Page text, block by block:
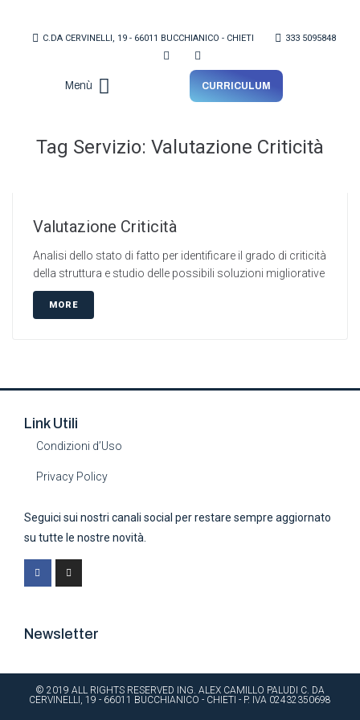
C.DA CERVINELLI, 19 - 66011 BUCCHIANICO - CHIETI 333 5095848
Menù CURRICULUM
Tag Servizio: Valutazione Criticità
Valutazione Criticità
Analisi dello stato di fatto per identificare il grado di criticità
della struttura e studio delle possibili soluzioni migliorative
MORE
Link Utili
Condizioni d’Uso
Privacy Policy
Seguici sui nostri canali social per restare sempre aggiornato
su tutte le nostre novità.
Newsletter
© 2019 ALL RIGHTS RESERVED​ ING. ALEX CAMILLO PALUDI C. DA
CERVINELLI, 19 - 66011 BUCCHIANICO - CHIETI - P. IVA 02432350698